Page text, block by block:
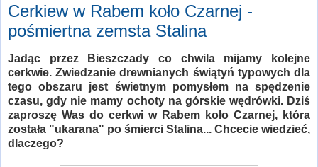
Cerkiew w Rabem koło Czarnej -
pośmiertna zemsta Stalina
Jadąc przez Bieszczady co chwila mijamy kolejne
cerkwie. Zwiedzanie drewnianych świątyń typowych dla
tego obszaru jest świetnym pomysłem na spędzenie
czasu, gdy nie mamy ochoty na górskie wędrówki. Dziś
zaproszę Was do cerkwi w Rabem koło Czarnej, która
została "ukarana" po śmierci Stalina... Chcecie wiedzieć,
dlaczego?